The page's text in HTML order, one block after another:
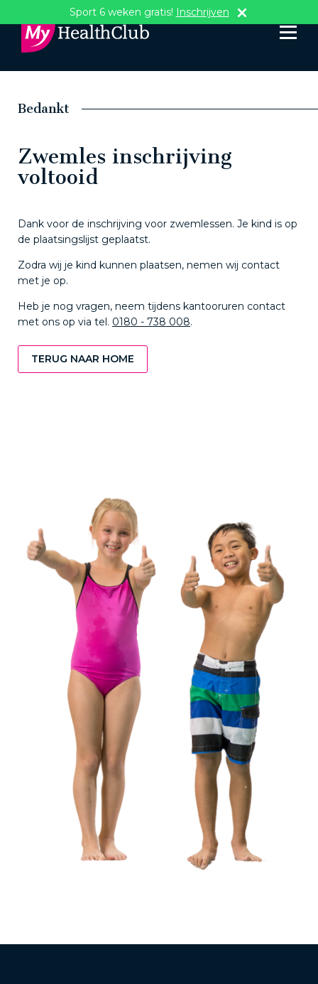
Sport 6 weken gratis! Inschrijven
Bedankt
Zwemles inschrijving
voltooid
Dank voor de inschrijving voor zwemlessen. Je kind is op
de plaatsingslijst geplaatst.
Zodra wij je kind kunnen plaatsen, nemen wij contact
met je op.
Heb je nog vragen, neem tijdens kantooruren contact
met ons op via tel. 0180 - 738 008.
TERUG NAAR HOME